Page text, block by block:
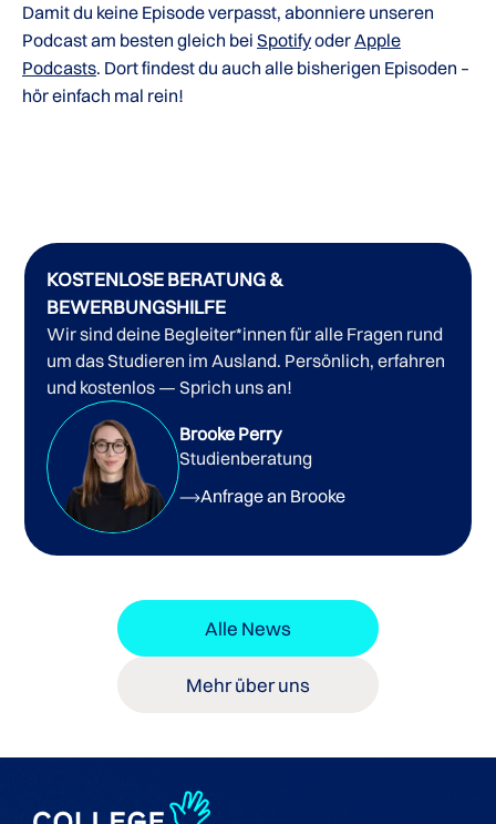
Damit du keine Episode verpasst, abonniere unseren
Podcast am besten gleich bei SpotifyoderApple
Podcasts. Dort findest du auch alle bisherigen Episoden –
hör einfach mal rein!
KOSTENLOSE BERATUNG &
BEWERBUNGSHILFE
Wir sind deine Begleiter*innen für alle Fragen rund
um das Studieren im Ausland. Persönlich, erfahren
und kostenlos — Sprich uns an!
Brooke Perry
Studienberatung
Anfrage an Brooke
Alle News
Mehr über uns